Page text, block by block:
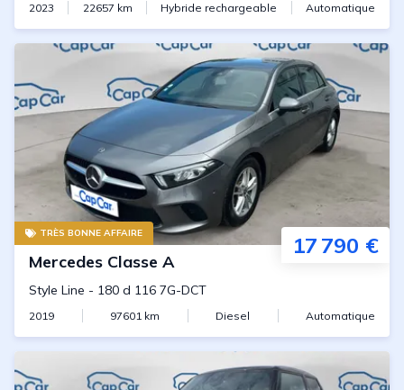
2023 22657 km Hybride rechargeable Automatique
TRÈS BONNE AFFAIRE 17 790 €
Mercedes Classe A
Style Line - 180 d 116 7G-DCT
2019 97601 km Diesel Automatique